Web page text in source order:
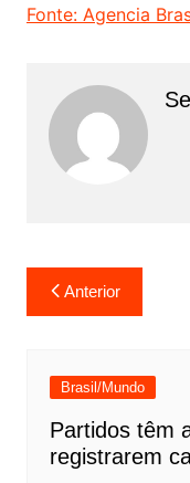
Fonte: Agencia
Navegação
de
Anterior
Brasil/Mundo
Partidos têm
registrarem